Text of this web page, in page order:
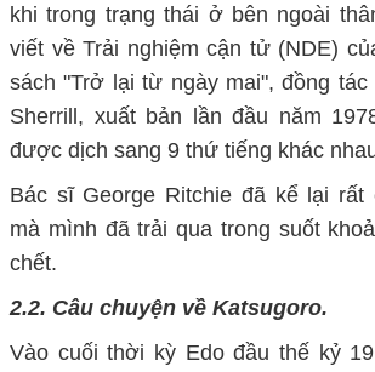
khi trong trạng thái ở bên ngoài
viết về Trải nghiệm cận tử (NDE)
sách "Trở lại từ ngày mai", đồng tác
Sherrill, xuất bản lần đầu năm
được dịch sang 9 thứ tiếng khác
Bác sĩ George Ritchie đã kể lại
mà mình đã trải qua trong suốt
chết.
2.2. Câu chuyện về Katsugoro.
Vào cuối thời kỳ Edo đầu thế kỷ